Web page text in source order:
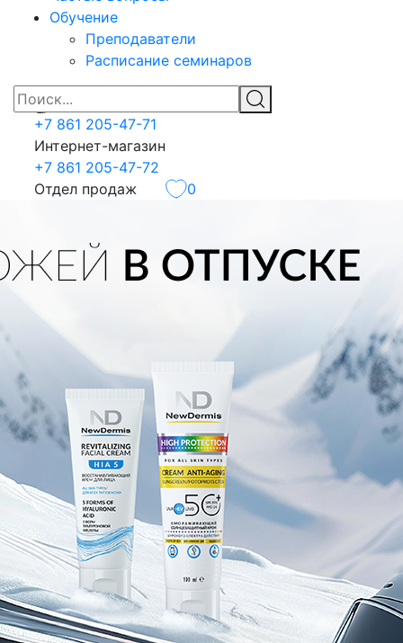
Обучение
Преподаватели
Расписание семинаров
+7 861 205-47-71
Интернет-магазин
+7 861 205-47-72
Отдел продаж
0